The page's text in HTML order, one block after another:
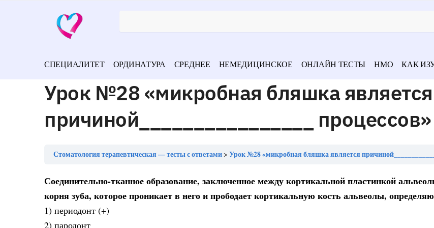
СПЕЦИАЛИТЕТ ОРДИНАТУРА СРЕДНЕЕ НЕМЕДИЦИНСКОЕ ОНЛАЙН ТЕСТЫ НМО КАК
Урок №28 «микробная бляшка является
причиной________________ процессов»
Стоматология терапевтическая — тесты с ответами Урок №28 «микробная бляшка является
Соединительно-тканное образование, заключенное между кортикальной пластинкой
корня зуба, которое проникает в него и прободает кортикальную кость альвеолы,
1) периодонт (+)
2) пародонт